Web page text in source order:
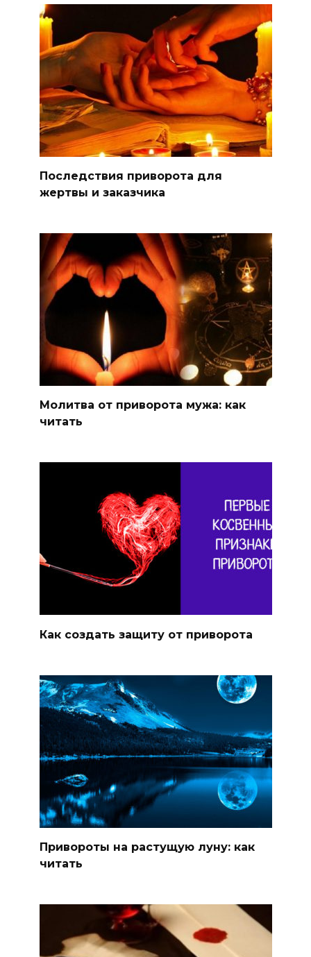
Последствия приворота для
жертвы и заказчика
Молитва от приворота мужа: как
читать
Как создать защиту от приворота
Привороты на растущую луну: как
читать